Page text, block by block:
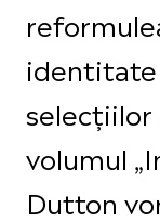
identitate
volumul
Dutton